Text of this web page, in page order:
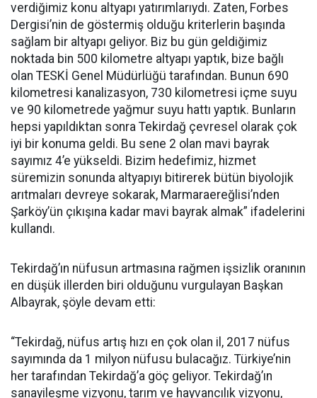
verdiğimiz konu altyapı yatırımlarıydı. Zaten, Forbes
Dergisi’nin de göstermiş olduğu kriterlerin başında
sağlam bir altyapı geliyor. Biz bu gün geldiğimiz
noktada bin 500 kilometre altyapı yaptık, bize bağlı
olan TESKİ Genel Müdürlüğü tarafından. Bunun 690
kilometresi kanalizasyon, 730 kilometresi içme suyu
ve 90 kilometrede yağmur suyu hattı yaptık. Bunların
hepsi yapıldıktan sonra Tekirdağ çevresel olarak çok
iyi bir konuma geldi. Bu sene 2 olan mavi bayrak
sayımız 4’e yükseldi. Bizim hedefimiz, hizmet
süremizin sonunda altyapıyı bitirerek bütün biyolojik
arıtmaları devreye sokarak, Marmaraereğlisi’nden
Şarköy’ün çıkışına kadar mavi bayrak almak” ifadelerini
kullandı.
Tekirdağ’ın nüfusun artmasına rağmen işsizlik oranının
en düşük illerden biri olduğunu vurgulayan Başkan
Albayrak, şöyle devam etti:
“Tekirdağ, nüfus artış hızı en çok olan il, 2017 nüfus
sayımında da 1 milyon nüfusu bulacağız. Türkiye’nin
her tarafından Tekirdağ’a göç geliyor. Tekirdağ’ın
sanayileşme vizyonu, tarım ve hayvancılık vizyonu,